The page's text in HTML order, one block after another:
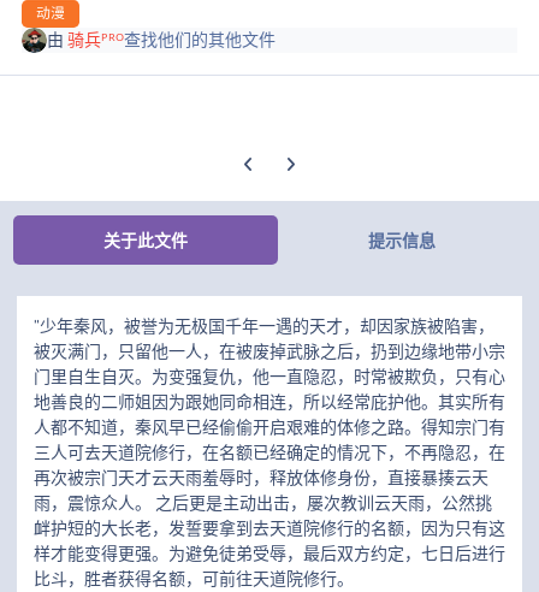
动漫
由骑兵ᴾᴿᴼ查找他们的其他文件
上一张轮播幻灯片
下一张轮播幻灯片
关于此文件 提示信息
"少年秦风，被誉为无极国千年一遇的天才，却因家族被陷害，
被灭满门，只留他一人，在被废掉武脉之后，扔到边缘地带小宗
门里自生自灭。为变强复仇，他一直隐忍，时常被欺负，只有心
地善良的二师姐因为跟她同命相连，所以经常庇护他。其实所有
人都不知道，秦风早已经偷偷开启艰难的体修之路。得知宗门有
三人可去天道院修行，在名额已经确定的情况下，不再隐忍，在
再次被宗门天才云天雨羞辱时，释放体修身份，直接暴揍云天
雨，震惊众人。 之后更是主动出击，屡次教训云天雨，公然挑
衅护短的大长老，发誓要拿到去天道院修行的名额，因为只有这
样才能变得更强。为避免徒弟受辱，最后双方约定，七日后进行
比斗，胜者获得名额，可前往天道院修行。